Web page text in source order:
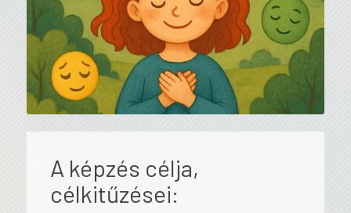
A képzés célja,
célkitűzései: